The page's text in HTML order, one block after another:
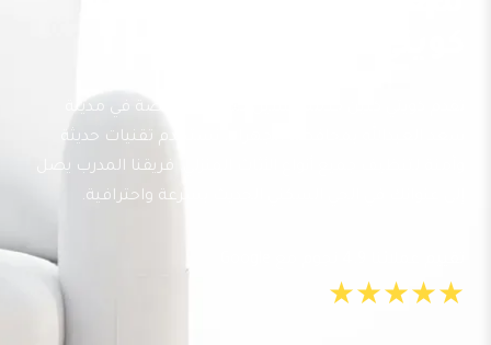
تقدم كويتي كلين خدمة غسيل كنب متخصصة في مدينة
سعد العبدالله بمحافظة الجهراء. نستخدم تقنيات حديثة
وآمنة لتنظيف جميع أنواع الأثاث المنزلي. فريقنا المدرب يصل
إلى عنوانك في الحي السكني الحديث بسرعة واحترافية.
★★★★★